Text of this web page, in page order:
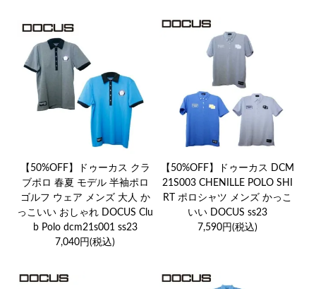
【50%OFF】ドゥーカス クラ
ブポロ 春夏 モデル 半袖ポロ
ゴルフ ウェア メンズ 大人 か
っこいい おしゃれ DOCUS Clu
b Polo dcm21s001 ss23
7,040円(税込)
【50%OFF】ドゥーカス DCM
21S003 CHENILLE POLO SHI
RT ポロシャツ メンズ かっこ
いい DOCUS ss23
7,590円(税込)